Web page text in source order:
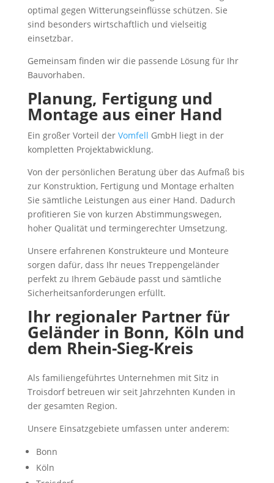
optimal gegen Witterungseinflüsse schützen. Sie
sind besonders wirtschaftlich und vielseitig
einsetzbar.
Gemeinsam finden wir die passende Lösung für Ihr
Bauvorhaben.
Planung, Fertigung und
Montage aus einer Hand
Ein großer Vorteil der Vomfell GmbH liegt in der
kompletten Projektabwicklung.
Von der persönlichen Beratung über das Aufmaß bis
zur Konstruktion, Fertigung und Montage erhalten
Sie sämtliche Leistungen aus einer Hand. Dadurch
profitieren Sie von kurzen Abstimmungswegen,
hoher Qualität und termingerechter Umsetzung.
Unsere erfahrenen Konstrukteure und Monteure
sorgen dafür, dass Ihr neues Treppengeländer
perfekt zu Ihrem Gebäude passt und sämtliche
Sicherheitsanforderungen erfüllt.
Ihr regionaler Partner für
Geländer in Bonn, Köln und
dem Rhein-Sieg-Kreis
Als familiengeführtes Unternehmen mit Sitz in
Troisdorf betreuen wir seit Jahrzehnten Kunden in
der gesamten Region.
Unsere Einsatzgebiete umfassen unter anderem:
Bonn
Köln